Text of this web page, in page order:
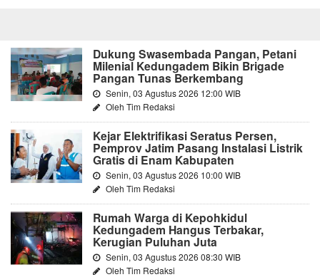
Dukung Swasembada Pangan, Petani
Milenial Kedungadem Bikin Brigade
Pangan Tunas Berkembang
Senin, 03 Agustus 2026 12:00 WIB
Oleh Tim Redaksi
Kejar Elektrifikasi Seratus Persen,
Pemprov Jatim Pasang Instalasi Listrik
Gratis di Enam Kabupaten
Senin, 03 Agustus 2026 10:00 WIB
Oleh Tim Redaksi
Rumah Warga di Kepohkidul
Kedungadem Hangus Terbakar,
Kerugian Puluhan Juta
Senin, 03 Agustus 2026 08:30 WIB
Oleh Tim Redaksi